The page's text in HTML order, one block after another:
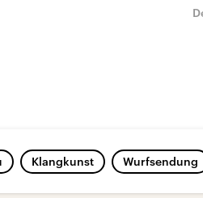
Klangkunst Wurfsendung